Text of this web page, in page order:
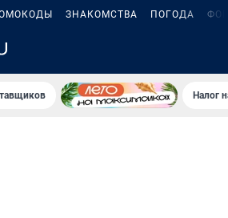
ЗНАКОМСТВА ПОГОДА
Налог